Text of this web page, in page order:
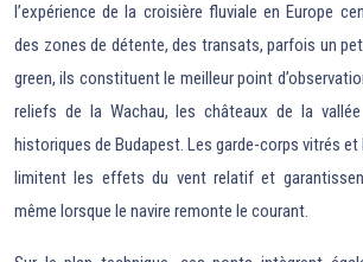
l’expérience de la croisière fluviale en Europe
des zones de détente, des transats, parfois un
green, ils constituent le meilleur point
reliefs de la Wachau, les châteaux de la
historiques de Budapest. Les garde-corps vitrés
limitent les effets du vent relatif et
même lorsque le navire remonte le courant.